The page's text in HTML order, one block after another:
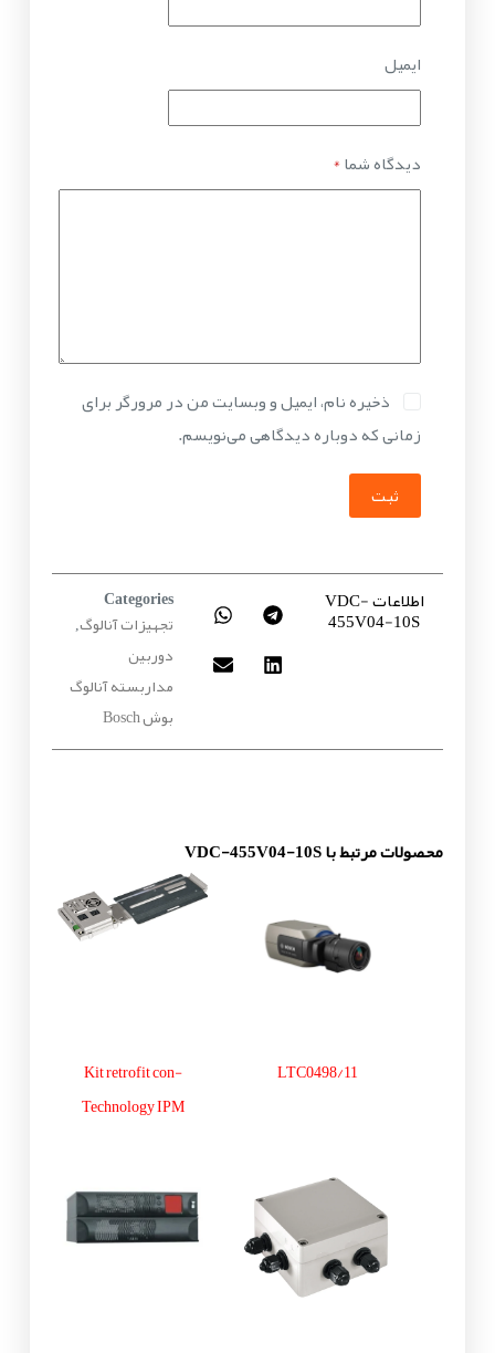
ایمیل
دیدگاه شما*
ذخیره نام، ایمیل و وبسایت من در مرورگر برای
زمانی که دوباره دیدگاهی می‌نویسم.
ثبت
اطلاعات VDC-
455V04-10S
Categories
تجهیزات آنالوگ
دوربین
مداربسته آنالوگ
بوش Bosch
محصولات مرتبط با VDC-455V04-10S
LTC0498/11
Kit retrofit con-
Technology IPM